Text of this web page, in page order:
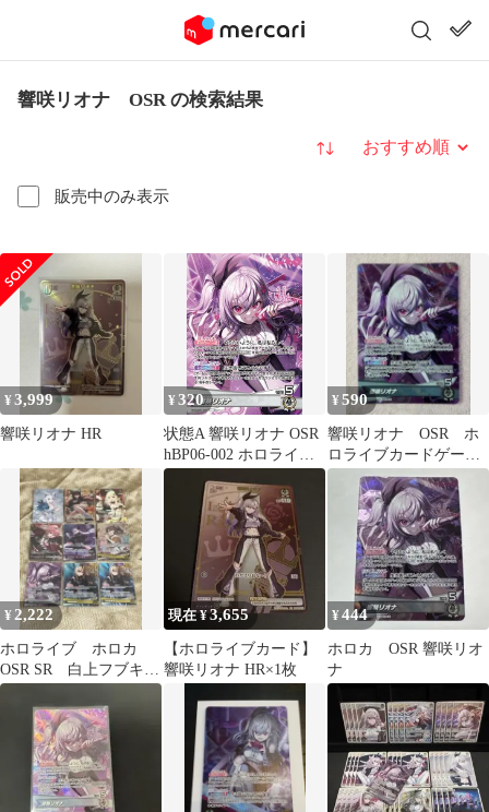
響咲リオナ OSR の検索結果
販売中のみ表示
並び替え
¥3,999
響咲リオナ HR
¥320
状態A 響咲リオナ OSR
hBP06-002 ホロライブ
hololive hololiveカード
ゲーム ホロライブカー
ドゲーム
¥590
響咲リオナ OSR ホ
ロライブカードゲー
ム ホロカ
¥ 2,222
ホロライブ ホロカ
OSR SR 白上フブキ
大神ミオ 角巻わた
め 響咲リオナ
現在 ¥3,655
【ホロライブカード】
響咲リオナ HR×1枚
¥444
ホロカ OSR 響咲リオ
ナ